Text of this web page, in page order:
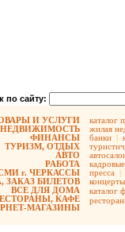
по сайту:
И УСЛУГИ
НЕДВИЖИМОСТЬ
ФИНАНСЫ
ТУРИЗМ, ОТДЫХ
АВТО
РАБОТА
г. ЧЕРКАССЫ
ЗАКАЗ БИЛЕТОВ
ВСЕ ДЛЯ ДОМА
КАФЕ
МАГАЗИНЫ
каталог
жилая
банки |
пресса |
концерты
каталог